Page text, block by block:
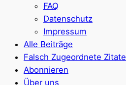
FAQ
Datenschutz
Impressum
Alle Beiträge
Falsch Zugeordnete Zitate
Abonnieren
Über uns